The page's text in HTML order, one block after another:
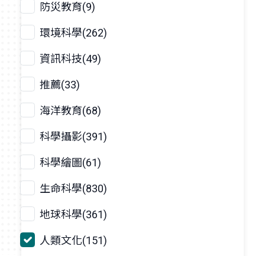
防災教育(9)
環境科學(262)
資訊科技(49)
推薦(33)
海洋教育(68)
科學攝影(391)
科學繪圖(61)
生命科學(830)
地球科學(361)
人類文化(151)